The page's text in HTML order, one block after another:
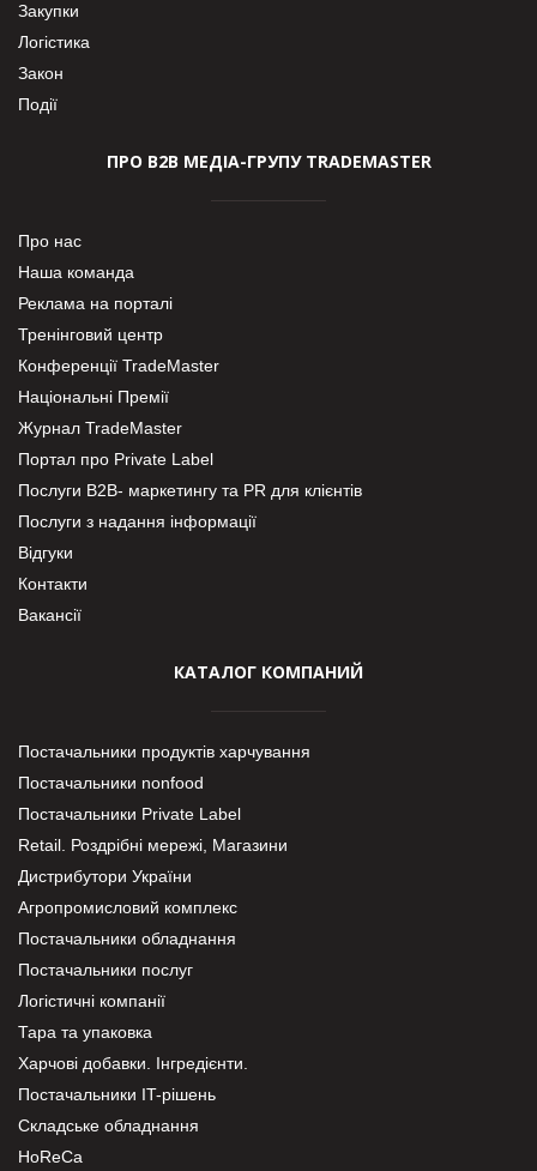
Закупки
Логістика
Закон
Події
ПРО В2В МЕДІА-ГРУПУ TRADEMASTER
Про нас
Наша команда
Реклама на порталі
Тренінговий центр
Конференції TradeMaster
Національні Премії
Журнал TradeMaster
Портал про Private Label
Послуги В2В- маркетингу та PR для клієнтів
Послуги з надання інформації
Відгуки
Контакти
Вакансії
КАТАЛОГ КОМПАНИЙ
Постачальники продуктів харчування
Постачальники nonfood
Постачальники Private Label
Retail. Роздрібні мережі, Магазини
Дистрибутори України
Агропромисловий комплекс
Постачальники обладнання
Постачальники послуг
Логістичні компанії
Тара та упаковка
Харчові добавки. Інгредієнти.
Постачальники IT-рішень
Складське обладнання
HoReCa